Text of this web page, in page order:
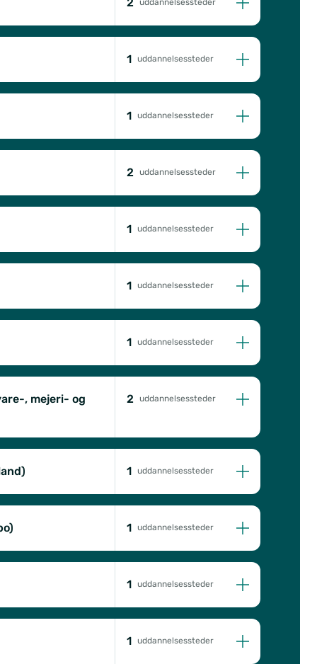
uddannelsessteder
1 uddannelsessteder
1 uddannelsessteder
2 uddannelsessteder
1 uddannelsessteder
1 uddannelsessteder
1 uddannelsessteder
, mejeri- og 2 uddannelsessteder
1 uddannelsessteder
1 uddannelsessteder
1 uddannelsessteder
1 uddannelsessteder